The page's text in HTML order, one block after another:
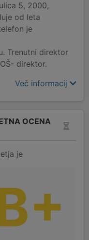
5, 2000,
od leta
je
Trenutni direktor
direktor.
Več informacij
OCENA
je